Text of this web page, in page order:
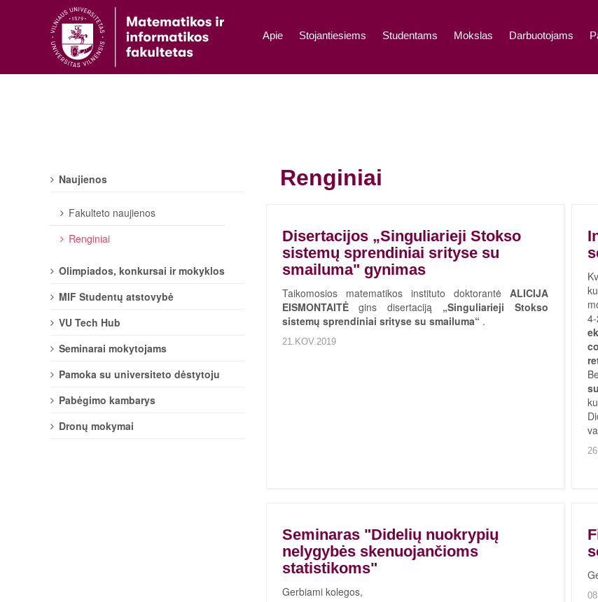
Apie Stojantiesiems Studentams Mokslas Darbuotojams
Renginiai
Disertacijos „Singuliarieji Stokso
sistemų sprendiniai srityse su
smailuma" gynimas
Taikomosios matematikos instituto doktorantėALICIJA
EISMONTAITĖgins disertaciją „Singuliarieji Stokso
sistemų sprendiniai srityse su smailuma“ .
21.KOV.2019
Seminaras "Didelių nuokrypių
nelygybės skenuojančioms
statistikoms"
Gerbiami kolegos,
Naujienos
Fakulteto naujienos
Renginiai
Olimpiados, konkursai ir mokyklos
MIF Studentų atstovybė
VU Tech Hub
Seminarai mokytojams
Pamoka su universiteto dėstytoju
Pabėgimo kambarys
Dronų mokymai